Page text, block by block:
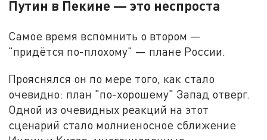
Путин в Пекине — это неспроста
Самое время вспомнить о втором —
"придётся по-плохому" — плане России.
Прояснялся он по мере того, как стало
очевидно: план "по-хорошему" Запад отверг.
Одной из очевидных реакций на этот
сценарий стало молниеносное сближение